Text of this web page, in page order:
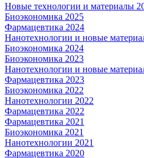
Новые технологии и материалы
Биоэкономика 2025
Фармацевтика 2024
Нанотехнологии и новые
Биоэкономика 2024
Биоэкономика 2023
Нанотехнологии и новые
Фармацевтика 2023
Биоэкономика 2022
Нанотехнологии 2022
Фармацевтика 2022
Фармацевтика 2021
Биоэкономика 2021
Нанотехнологии 2021
Фармацевтика 2020